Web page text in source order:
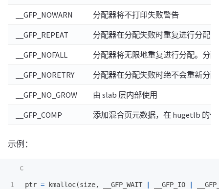
__GFP_NOWARN 分配器将不打印失败警告
__GFP_REPEAT 分配器在分配失败时重复进行分配
__GFP_NOFALL 分配器将无限地重复进行分配。分
__GFP_NORETRY 分配器在分配失败时绝不会重新分配
__GFP_NO_GROW 由 slab 层内部使用
__GFP_COMP 添加混合页元数据，在 hugetlb 的
示例：
ptr = kmalloc(size, __GFP_WAIT __GFP_IO